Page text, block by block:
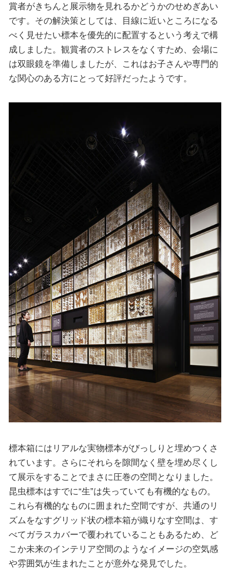
賞者がきちんと展示物を見れるかどうかのせめぎあい
です。その解決策としては、目線に近いところになる
べく見せたい標本を優先的に配置するという考えで構
成しました。観賞者のストレスをなくすため、会場に
は双眼鏡を準備しましたが、これはお子さんや専門的
な関心のある方にとって好評だったようです。
標本箱にはリアルな実物標本がびっしりと埋めつくさ
れています。さらにそれらを隙間なく壁を埋め尽くし
て展示をすることでまさに圧巻の空間となりました。
昆虫標本はすでに“生”は失っていても有機的なもの。
これら有機的なものに囲まれた空間ですが、共通のリ
ズムをなすグリッド状の標本箱が織りなす空間は、す
べてガラスカバーで覆われていることもあるため、ど
こか未来のインテリア空間のようなイメージの空気感
や雰囲気が生まれたことが意外な発見でした。